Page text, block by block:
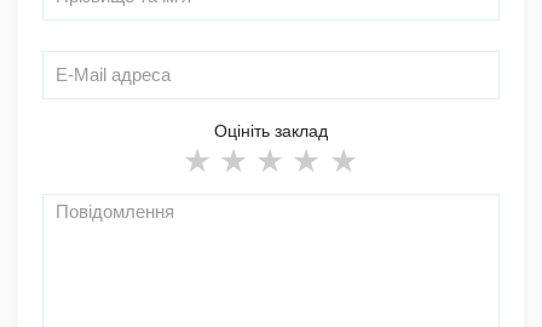
Оцініть заклад